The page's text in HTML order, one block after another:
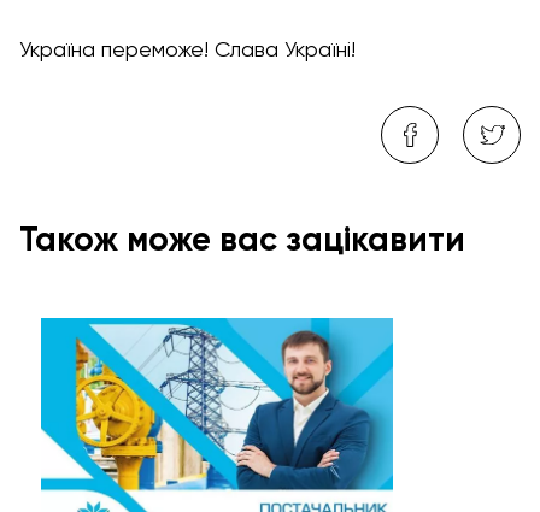
Україна переможе! Слава Україні!
Також може вас зацікавити